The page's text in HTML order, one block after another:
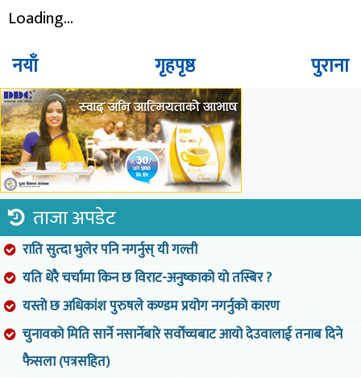
Loading...
नयाँ पुराना
गृहपृष्ठ
ताजा अपडेट
राति सुत्दा भुलेर पनि नगर्नुस् यी गल्ती
यति धेरै चर्चामा किन छ विराट-अनुष्काको यो तस्बिर ?
यस्तो छ अधिकांश पुरुषले कण्डम प्रयोग नगर्नुको कारण
चुनावको मिति सार्ने नसार्नेबारे सर्वोच्चबाट आयो देउवालाई तनाब दिने
फैसला (पत्रसहित)